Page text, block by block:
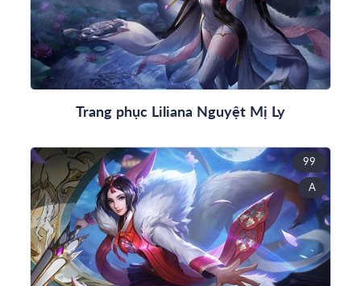
Trang phục Liliana Nguyệt Mị Ly
99
A